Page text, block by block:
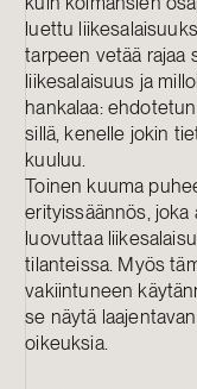
luettu
tarpeen vetää rajaa
liikesalaisuus ja
hankalaa:
sillä, kenelle jokin
kuuluu.
Toinen kuuma
erityissäännös,
luovuttaa
tilanteissa. Myös
vakiintuneen
se näytä
oikeuksia.